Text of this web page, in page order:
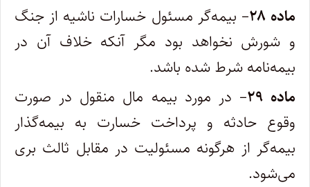
ماده ۲۸
– بیمه‌گر مسئول خسارات ناشیه از جنگ
و شورش نخواهد بود مگر آنکه خلاف آن در
بیمه‌نامه شرط شده باشد.
ماده ۲۹
– در مورد بیمه مال منقول در صورت
وقوع حادثه و پرداخت خسارت به بیمه‌گذار
بیمه‌گر از هرگونه مسئولیت در مقابل ثالث بری
می‌شود.